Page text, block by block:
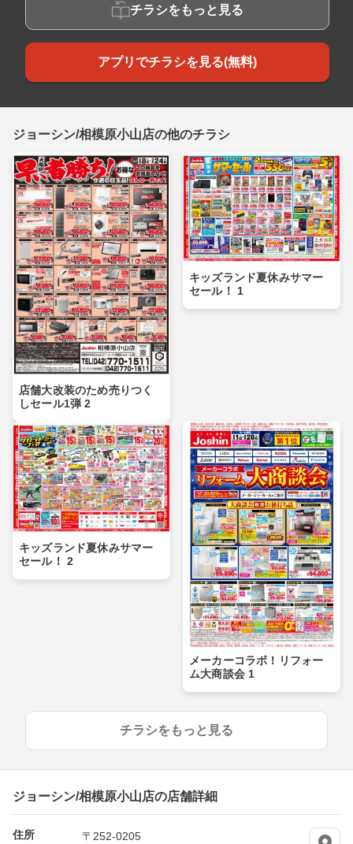
チラシをもっと見る
アプリでチラシを見る(無料)
ジョーシン/相模原小山店の他のチラシ
店舗大改装のため売りつく
しセール1弾 2
キッズランド夏休みサマー
セール！ 1
キッズランド夏休みサマー
セール！ 2
メーカーコラボ！リフォー
ム大商談会 1
チラシをもっと見る
ジョーシン/相模原小山店の店舗詳細
住所
〒252-0205